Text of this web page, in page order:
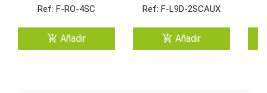
Ref: F-RO-4SC
add_shopping_cart Añadir
Ref: F-L9D-2SCAUX
add_shopping_cart Añadir